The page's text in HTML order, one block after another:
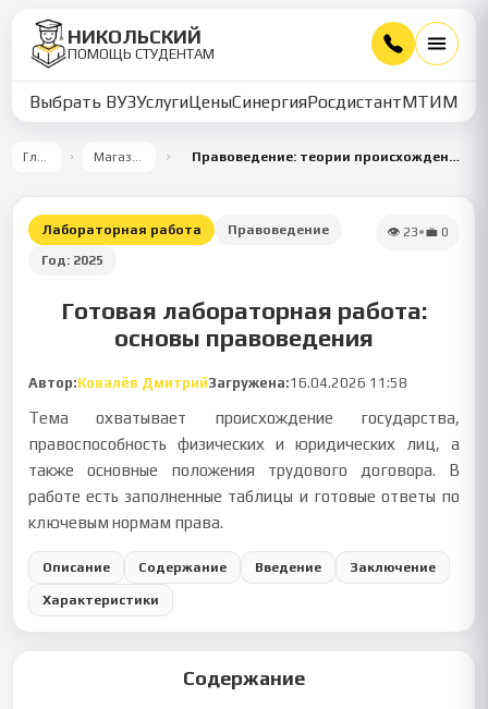
НИКОЛЬСКИЙ
ПОМОЩЬ СТУДЕНТАМ
Выбрать ВУЗУслугиЦеныСинергияРосдистантМТИММУ
Главная Магазин работ Правоведение: теории происхождения государства и трудовой договор
Лабораторная работа
Правоведение
Год: 2025
👁 23•💼 0
Готовая лабораторная работа:
основы правоведения
Автор:Ковалёв ДмитрийЗагружена:16.04.2026 11:58
Тема охватывает происхождение государства,
правоспособность физических и юридических лиц, а
также основные положения трудового договора. В
работе есть заполненные таблицы и готовые ответы по
ключевым нормам права.
Описание Содержание Введение Заключение
Характеристики
Содержание